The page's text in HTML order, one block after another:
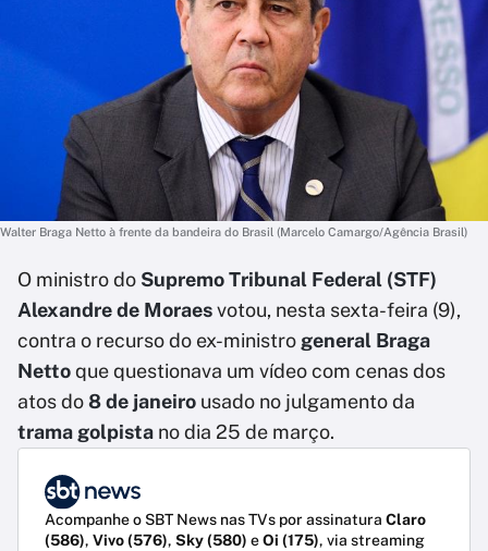
Walter Braga Netto à frente da bandeira do Brasil (Marcelo Camargo/Agência Brasil)
O ministro do Supremo Tribunal Federal (STF)
Alexandre de Moraesvotou, nesta sexta-feira (9),
contra o recurso do ex-ministro general Braga
Nettoque questionava um vídeo com cenas dos
atos do8 de janeiro usado no julgamento da
trama golpista no dia 25 de março.
Acompanhe o SBT News nas TVs por assinatura Claro
(586), Vivo (576), Sky (580) eOi (175), via streaming